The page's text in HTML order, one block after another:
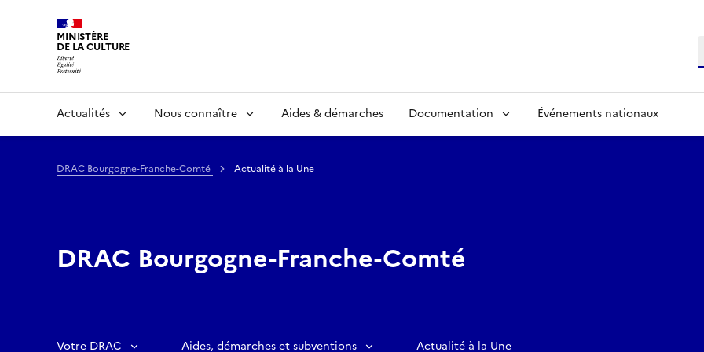
MINISTÈRE
DE LA CULTURE
Actualités Nous connaître Aides & démarches Documentation Événements nationaux
DRAC Bourgogne-Franche-Comté Actualité à la Une
DRAC Bourgogne-Franche-Comté
Votre DRAC Aides, démarches et subventions Actualité à la Une